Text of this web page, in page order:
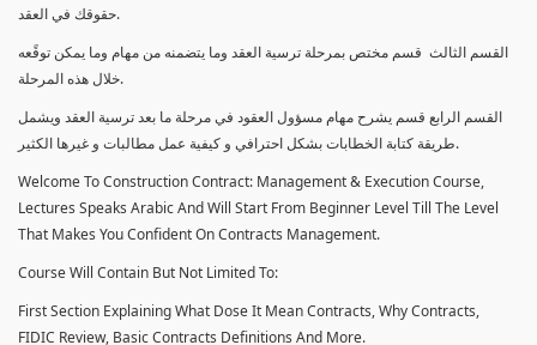
حقوقك في العقد.
القسم الثالث قسم مختص بمرحلة ترسية العقد وما يتضمنه من مهام وما يمكن توقًعه
خلال هذه المرحلة.
القسم الرابع قسم يشرح مهام مسؤول العقود في مرحلة ما بعد ترسية العقد ويشمل
طريقة كتابة الخطابات بشكل احترافي و كيفية عمل مطالبات و غيرها الكثير.
Welcome To Construction Contract: Management & Execution Course,
Lectures Speaks Arabic And Will Start From Beginner Level Till The Level
That Makes You Confident On Contracts Management.
Course Will Contain But Not Limited To:
First Section Explaining What Dose It Mean Contracts, Why Contracts,
FIDIC Review, Basic Contracts Definitions And More.